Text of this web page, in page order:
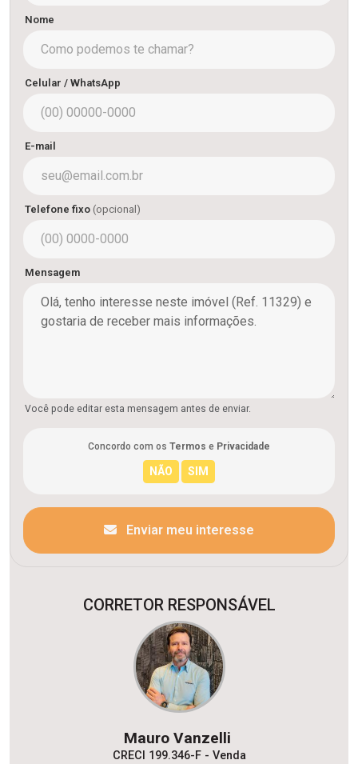
Nome
Celular / WhatsApp
E-mail
Telefone fixo (opcional)
Mensagem
Você pode editar esta mensagem antes de enviar.
Concordo com os Termos e Privacidade
Enviar meu interesse
CORRETOR RESPONSÁVEL
Mauro Vanzelli
CRECI 199.346-F - Venda